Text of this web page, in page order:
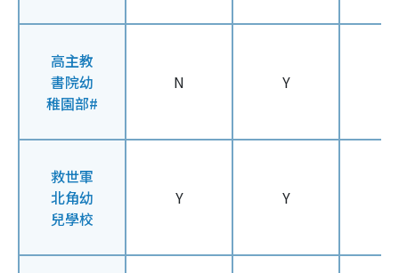
高主教
書院幼
稚園部#
N Y
救世軍
北角幼
兒學校
Y Y